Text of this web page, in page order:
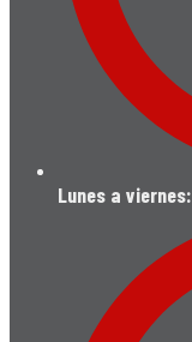
Lunes a viernes: